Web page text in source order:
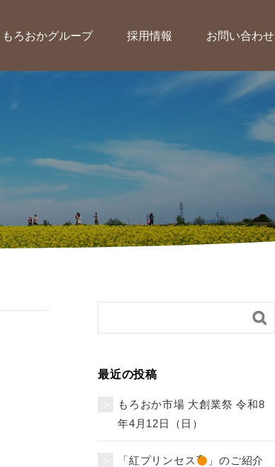
もろおかグループ 採用情報 お問い合わせ
最近の投稿
もろおか市場 大創業祭 令和8
年4月12日（日）
「紅プリンセス
」のご紹介